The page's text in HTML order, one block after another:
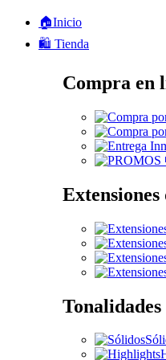
🏠Inicio
🛍️ Tienda
Compra en
Extensiones
Tonalidades